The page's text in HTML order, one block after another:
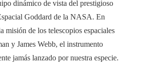
dinámico de vista del prestigioso
Goddard de la NASA. En
misión de los telescopios espaciales
y James Webb, el instrumento
jamás lanzado por nuestra especie.